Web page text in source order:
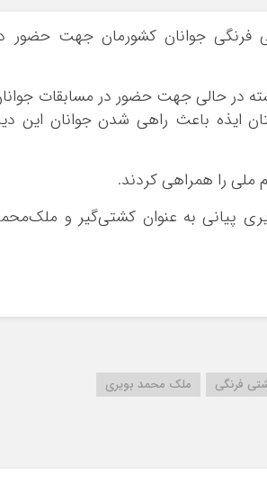
فرنگی جوانان کشورمان جهت حضور
در حالی جهت حضور در مسابقات
ایذه باعث راهی شدن جوانان این
وفا؛ در وزن 67 کیلوگرم، اهورا بویری پیانی به عنوان کشتی‌گیر و
فرنگی ملک محمد بویری